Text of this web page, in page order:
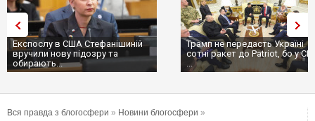
Трамп не передасть Україні
сотні ракет до Patriot, бо у США
...
Вибух у ресторані в Москві:
ціллю був головком ВКС
пр...
Вся правда з блогосфери » Новини блогосфери »